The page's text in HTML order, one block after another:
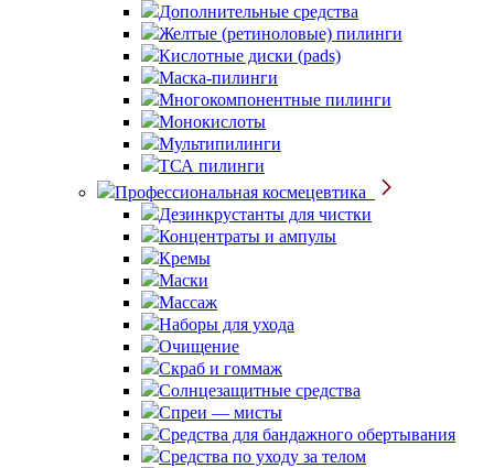
Дополнительные средства
Желтые (ретиноловые) пилинги
Кислотные диски (pads)
Маска-пилинги
Многокомпонентные пилинги
Монокислоты
Мультипилинги
ТСА пилинги
Профессиональная космецевтика
Дезинкрустанты для чистки
Концентраты и ампулы
Кремы
Маски
Массаж
Наборы для ухода
Очищение
Скраб и гоммаж
Солнцезащитные средства
Спреи — мисты
Средства для бандажного обертывания
Средства по уходу за телом